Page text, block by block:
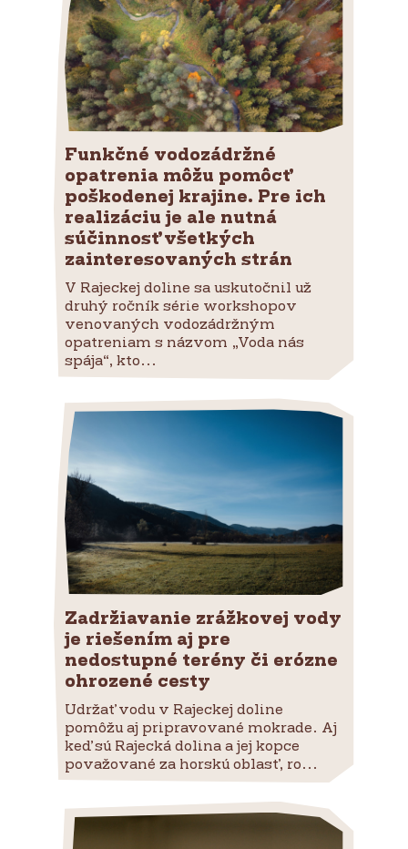
Funkčné vodozádržné
opatrenia môžu pomôcť
poškodenej krajine. Pre ich
realizáciu je ale nutná
súčinnosť všetkých
zainteresovaných strán
V Rajeckej doline sa uskutočnil už
druhý ročník série workshopov
venovaných vodozádržným
opatreniam s názvom „Voda nás
spája“, kto...
Zadržiavanie zrážkovej vody
je riešením aj pre
nedostupné terény či erózne
ohrozené cesty
Udržať vodu v Rajeckej doline
pomôžu aj pripravované mokrade. Aj
keď sú Rajecká dolina a jej kopce
považované za horskú oblasť, ro...